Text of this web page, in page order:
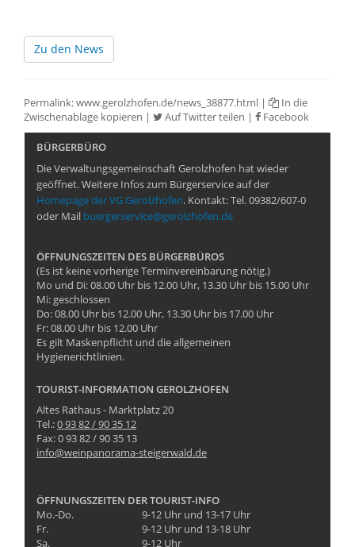
Zu den News
Permalink:www.gerolzhofen.de/news_38877.html |
In die
Zwischenablage kopieren | Auf Twitter teilen | Facebook
BÜRGERBÜRO
Die Verwaltungsgemeinschaft Gerolzhofen hat wieder
geöffnet. Weitere Infos zum Bürgerservice auf der
Homepage der VG Gerolzhofen. Kontakt: Tel. 09382/607-0
oder Mail buergerservice@gerolzhofen.de
ÖFFNUNGSZEITEN DES BÜRGERBÜROS
(Es ist keine vorherige Terminvereinbarung nötig.)
Mo und Di: 08.00 Uhr bis 12.00 Uhr, 13.30 Uhr bis 15.00 Uhr
Mi: geschlossen
Do: 08.00 Uhr bis 12.00 Uhr, 13.30 Uhr bis 17.00 Uhr
Fr: 08.00 Uhr bis 12.00 Uhr
Es gilt Maskenpflicht und die allgemeinen
Hygienerichtlinien.
TOURIST-INFORMATION GEROLZHOFEN
Altes Rathaus - Marktplatz 20
Tel.:0 93 82 / 90 35 12
Fax: 0 93 82 / 90 35 13
info@weinpanorama-steigerwald.de
ÖFFNUNGSZEITEN DER TOURIST-INFO
Mo.-Do.
9-12 Uhr und 13-17 Uhr
Fr.
9-12 Uhr und 13-18 Uhr
Sa.
9-12 Uhr